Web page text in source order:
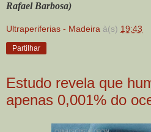
Rafael Barbosa)
Ultraperiferias - Madeira à(s) 19:43
Partilhar
Estudo revela que
apenas 0,001% do